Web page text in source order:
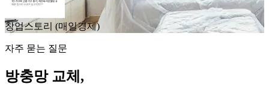
창업스토리 (매일경제)
자주 묻는 질문
방충망 교체,